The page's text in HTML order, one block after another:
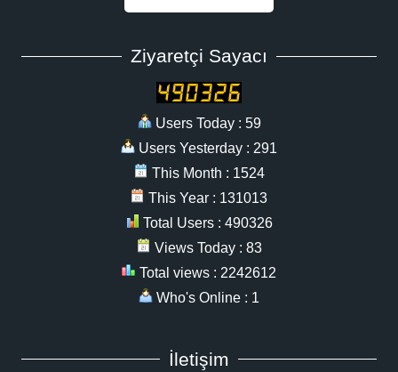
Ziyaretçi Sayacı
Users Today : 59
Users Yesterday : 291
This Month : 1524
This Year : 131013
Total Users : 490326
Views Today : 83
Total views : 2242612
Who's Online : 1
İletişim